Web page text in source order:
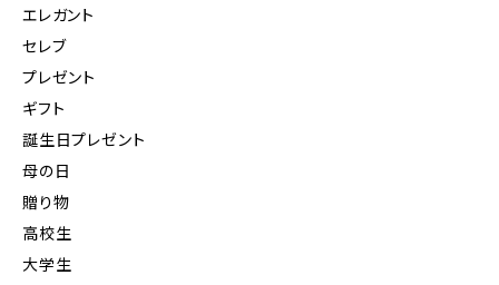
エレガント
セレブ
プレゼント
ギフト
誕生日プレゼント
母の日
贈り物
高校生
大学生